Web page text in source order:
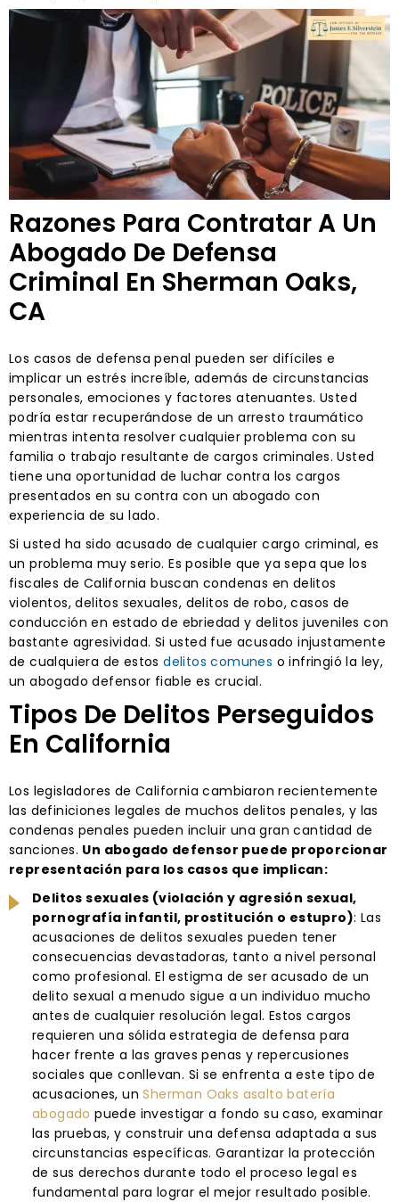
Razones Para Contratar A Un
Abogado De Defensa
Criminal En Sherman Oaks,
CA
Los casos de defensa penal pueden ser difíciles e
implicar un estrés increíble, además de circunstancias
personales, emociones y factores atenuantes. Usted
podría estar recuperándose de un arresto traumático
mientras intenta resolver cualquier problema con su
familia o trabajo resultante de cargos criminales. Usted
tiene una oportunidad de luchar contra los cargos
presentados en su contra con un abogado con
experiencia de su lado.
Si usted ha sido acusado de cualquier cargo criminal, es
un problema muy serio. Es posible que ya sepa que los
fiscales de California buscan condenas en delitos
violentos, delitos sexuales, delitos de robo, casos de
conducción en estado de ebriedad y delitos juveniles con
bastante agresividad. Si usted fue acusado injustamente
de cualquiera de estosdelitos comunes o infringió la ley,
un abogado defensor fiable es crucial.
Tipos De Delitos Perseguidos
En California
Los legisladores de California cambiaron recientemente
las definiciones legales de muchos delitos penales, y las
condenas penales pueden incluir una gran cantidad de
sanciones. Un abogado defensor puede proporcionar
representación para los casos que implican:
Delitos sexuales (violación y agresión sexual,
pornografía infantil, prostitución o estupro): Las
acusaciones de delitos sexuales pueden tener
consecuencias devastadoras, tanto a nivel personal
como profesional. El estigma de ser acusado de un
delito sexual a menudo sigue a un individuo mucho
antes de cualquier resolución legal. Estos cargos
requieren una sólida estrategia de defensa para
hacer frente a las graves penas y repercusiones
sociales que conllevan. Si se enfrenta a este tipo de
acusaciones, unSherman Oaks asalto batería
abogado puede investigar a fondo su caso, examinar
las pruebas, y construir una defensa adaptada a sus
circunstancias específicas. Garantizar la protección
de sus derechos durante todo el proceso legal es
fundamental para lograr el mejor resultado posible.